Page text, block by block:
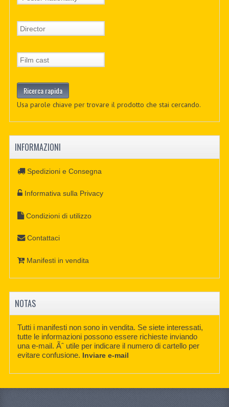
Usa parole chiave per trovare il prodotto che stai cercando.
INFORMAZIONI
Spedizioni e Consegna
Informativa sulla Privacy
Condizioni di utilizzo
Contattaci
Manifesti in vendita
NOTAS
Tutti i manifesti non sono in vendita. Se siete interessati,
tutte le informazioni possono essere richieste inviando
una e-mail. Ãˆ utile per indicare il numero di cartello per
evitare confusione. Inviare e-mail